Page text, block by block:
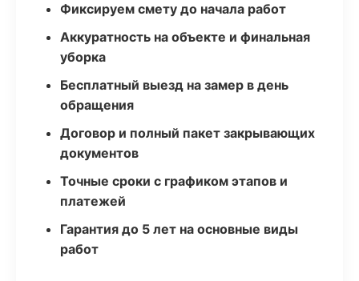
Фиксируем смету до начала работ
Аккуратность на объекте и финальная
уборка
Бесплатный выезд на замер в день
обращения
Договор и полный пакет закрывающих
документов
Точные сроки с графиком этапов и
платежей
Гарантия до 5 лет на основные виды
работ